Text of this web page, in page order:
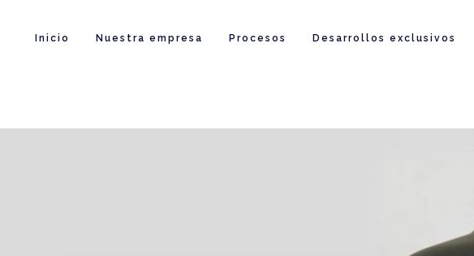
Inicio Nuestra empresa Procesos Desarrollos exclusivos